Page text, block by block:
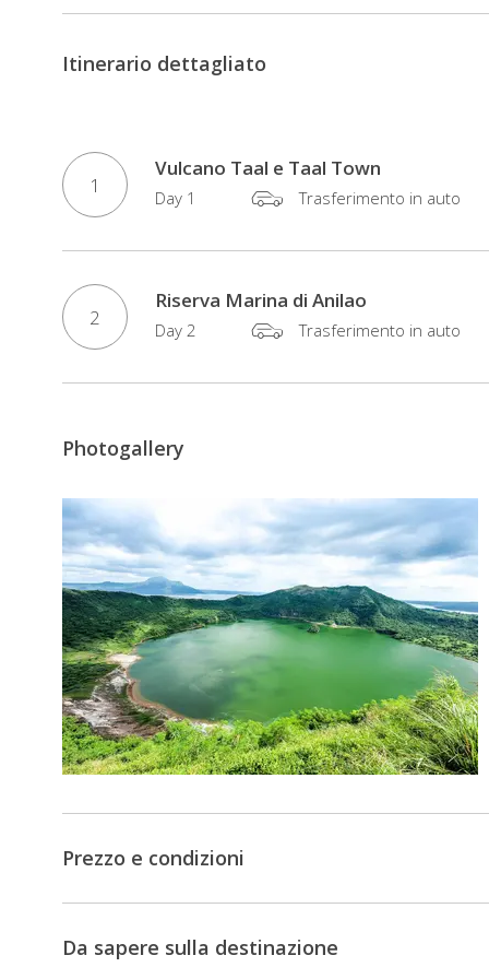
visiterete
la
Town,
con
la
sua
collezione
di
stile
Ispanico
e
una
ricca
tradizione
cattolica.
Infine,
visiterete
la
Riserva
Marina
Anilao,
per
Itinerario dettagliato
1
Vulcano Taal e Taal Town
Day 1 Trasferimento in auto
2
Riserva Marina di Anilao
Day 2 Trasferimento in auto
Photogallery
Prezzo e condizioni
Da sapere sulla destinazione